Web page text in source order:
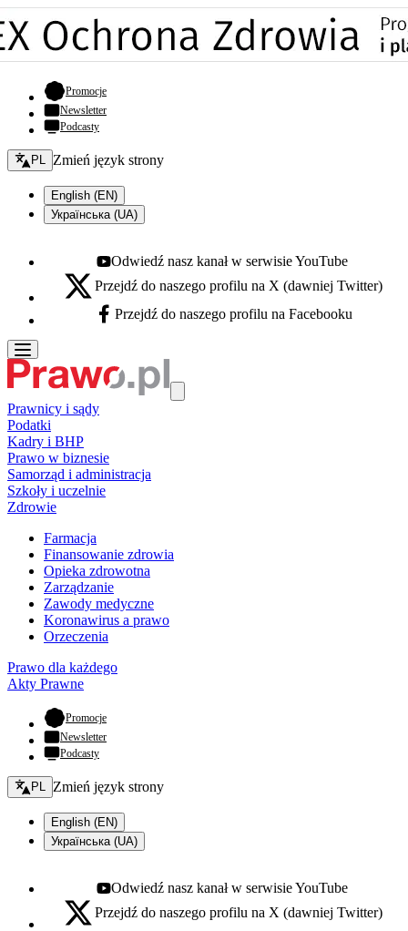
Promocje- otwiera się w nowej karcie
Newsletter
Podcasty
Zmień język - bieżący:
PL Zmień język strony
English (EN)
Українська (UA)
Youtube - otwiera się w nowej karcie
Odwiedź nasz kanał w serwisie YouTube
X - otwiera się w nowej karcie
Przejdź do naszego profilu na X (dawniej Twitter)
Facebook - otwiera się w nowej karcie
Przejdź do naszego profilu na Facebooku
Prawnicy i sądy
Podatki
Kadry i BHP
Prawo w biznesie
Samorząd i administracja
Szkoły i uczelnie
Zdrowie
Farmacja
Finansowanie zdrowia
Opieka zdrowotna
Zarządzanie
Zawody medyczne
Koronawirus a prawo
Orzeczenia
Prawo dla każdego
Akty Prawne
Promocje- otwiera się w nowej karcie
Newsletter
Podcasty
Zmień język - bieżący:
PL Zmień język strony
English (EN)
Українська (UA)
Youtube - otwiera się w nowej karcie
Odwiedź nasz kanał w serwisie YouTube
X - otwiera się w nowej karcie
Przejdź do naszego profilu na X (dawniej Twitter)